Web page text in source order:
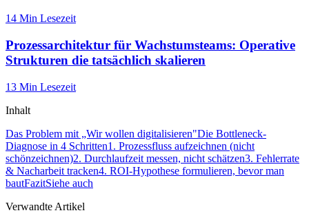
14 Min Lesezeit
Prozessarchitektur für Wachstumsteams: Operative
Strukturen die tatsächlich skalieren
13 Min Lesezeit
Inhalt
Das Problem mit „Wir wollen digitalisieren"Die Bottleneck-
Diagnose in 4 Schritten1. Prozessfluss aufzeichnen (nicht
schönzeichnen)2. Durchlaufzeit messen, nicht schätzen3. Fehlerrate
& Nacharbeit tracken4. ROI-Hypothese formulieren, bevor man
bautFazitSiehe auch
Verwandte Artikel